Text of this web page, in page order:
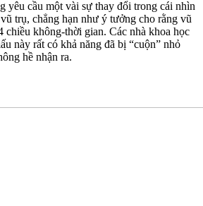
yêu cầu một vài sự thay đổi trong cái nhìn
trụ, chẳng hạn như ý tưởng cho rằng vũ
chiều không-thời gian. Các nhà khoa học
này rất có khả năng đã bị “cuộn” nhỏ
hề nhận ra.